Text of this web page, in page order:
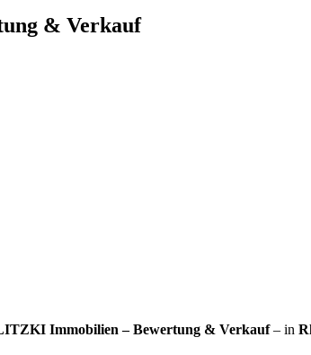
& Verkauf
Immobilien – Bewertung & Verkauf– in